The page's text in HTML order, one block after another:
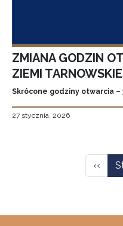
ZMIANA GODZIN
ZIEMI
Skrócone godziny otwarcia –
27 stycznia, 2026
‹‹